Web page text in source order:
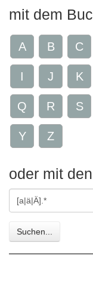
mit dem
A B C
I J K
Q R S
Y Z
oder mit
Gesuchte
Zeichen
Suchen...